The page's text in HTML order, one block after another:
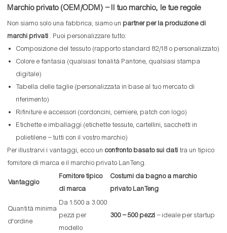
Marchio privato (OEM/ODM) – Il tuo marchio, le tue regole
Non siamo solo una fabbrica; siamo un partner per la produzione di
marchi privati . Puoi personalizzare tutto:
Composizione del tessuto (rapporto standard 82/18 o personalizzato)
Colore e fantasia (qualsiasi tonalità Pantone, qualsiasi stampa
digitale)
Tabella delle taglie (personalizzata in base al tuo mercato di
riferimento)
Rifiniture e accessori (cordoncini, cerniere, patch con logo)
Etichette e imballaggi (etichette tessute, cartellini, sacchetti in
polietilene – tutti con il vostro marchio)
Per illustrarvi i vantaggi, ecco un confronto basato sui dati tra un tipico
fornitore di marca e il marchio privato LanTeng.
Vantaggio
Fornitore tipico
di marca
Costumi da bagno a marchio
privato LanTeng
Quantità minima
d'ordine
Da 1.500 a 3.000
pezzi per
modello
300 – 500 pezzi – ideale per startup